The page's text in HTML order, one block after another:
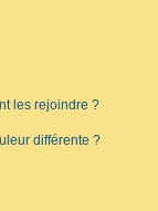
les rejoindre ?
différente ?